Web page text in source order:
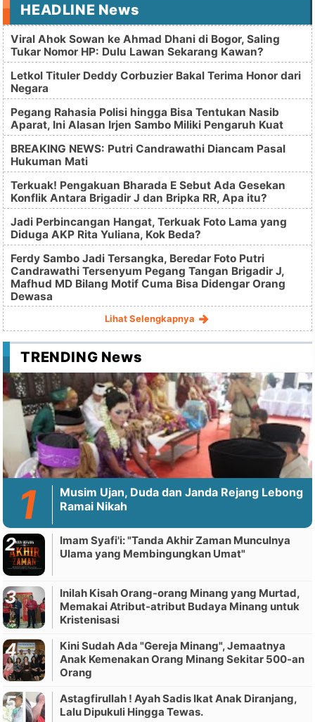
HEADLINE News
Viral Ahok Sowan ke Ahmad Dhani di Bogor, Saling
Tukar Nomor HP: Dulu Lawan Sekarang Kawan?
Letkol Tituler Deddy Corbuzier Bakal Terima Honor dari
Negara
Pegang Rahasia Polisi hingga Bisa Tentukan Nasib
Aparat, Ini Alasan Irjen Sambo Miliki Pengaruh Kuat
BREAKING NEWS: Putri Candrawathi Diancam Pasal
Hukuman Mati
Terkuak! Pengakuan Bharada E Sebut Ada Gesekan
Konflik Antara Brigadir J dan Bripka RR, Apa itu?
Jadi Perbincangan Hangat, Terkuak Foto Lama yang
Diduga AKP Rita Yuliana, Kok Beda?
Ferdy Sambo Jadi Tersangka, Beredar Foto Putri
Candrawathi Tersenyum Pegang Tangan Brigadir J,
Mafhud MD Bilang Motif Cuma Bisa Didengar Orang
Dewasa
Lihat Selengkapnya
TRENDING News
Musim Ujan, Duda dan Janda Rejang Lebong
Ramai Nikah
Imam Syafi'i: "Tanda Akhir Zaman Munculnya
Ulama yang Membingungkan Umat"
Inilah Kisah Orang-orang Minang yang Murtad,
Memakai Atribut-atribut Budaya Minang untuk
Kristenisasi
Kini Sudah Ada "Gereja Minang", Jemaatnya
Anak Kemenakan Orang Minang Sekitar 500-an
Orang
Astagfirullah ! Ayah Sadis Ikat Anak Diranjang,
Lalu Dipukuli Hingga Tewas.